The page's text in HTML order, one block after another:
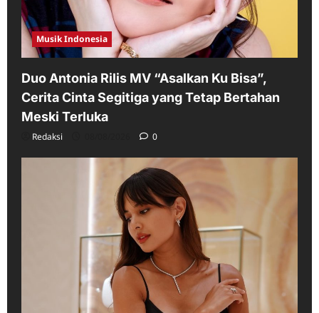
Musik Indonesia
Duo Antonia Rilis MV “Asalkan Ku Bisa”,
Cerita Cinta Segitiga yang Tetap Bertahan
Meski Terluka
Redaksi 0